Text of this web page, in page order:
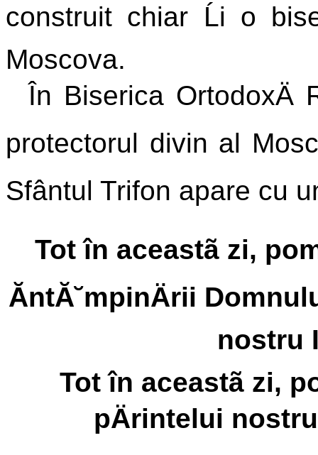
construit chiar Ĺi o
Moscova.
În Biserica OrtodoxÄ
protectorul divin al
Sfântul Trifon apare cu
Tot în aceastã zi,
ĂntĂ˘mpinÄrii
nostru
Tot în aceastã zi,
pÄrintelui